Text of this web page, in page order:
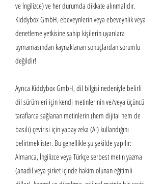
ve İngilizce) ve her durumda dikkate alınmalıdır.
Kiddybox GmbH, ebeveynlerin veya ebeveynlik veya
denetleme yetkisine sahip kişilerin uyarılara
uymamasından kaynaklanan sonuçlardan sorumlu
değildir!
Ayrıca Kiddybox GmbH, dil bilgisi nedeniyle belirli
dil sürümleri için kendi metinlerinin ve/veya üçüncü
taraflarca sağlanan metinlerin (hem dijital hem de
basılı) çevirisi için yapay zeka (AI) kullandığını
belirtmek ister. Bu genellikle şu şekilde yapılır:
Almanca, İngilizce veya Türkçe serbest metin yazma
(anadil veya şirket içinde hakim olunan eğitimli